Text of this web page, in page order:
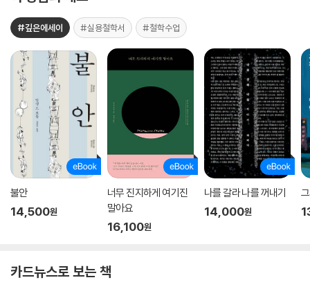
#깊은에세이 #실용철학서 #철학수업
불안
14,500원
너무 진지하게 여기진
말아요
16,100원
나를 갈라 나를 꺼내기
14,000원
카드뉴스로 보는 책